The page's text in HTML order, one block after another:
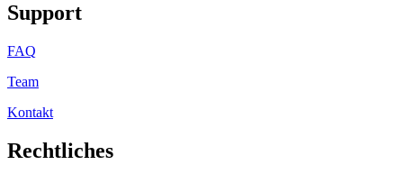
Support
FAQ
Team
Kontakt
Rechtliches